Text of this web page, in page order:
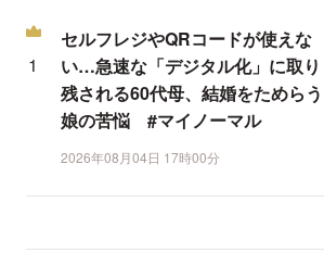
セルフレジやQRコードが使えな
い…急速な「デジタル化」に取り
残される60代母、結婚をためらう
娘の苦悩 #マイノーマル
2026年08月04日 17時00分